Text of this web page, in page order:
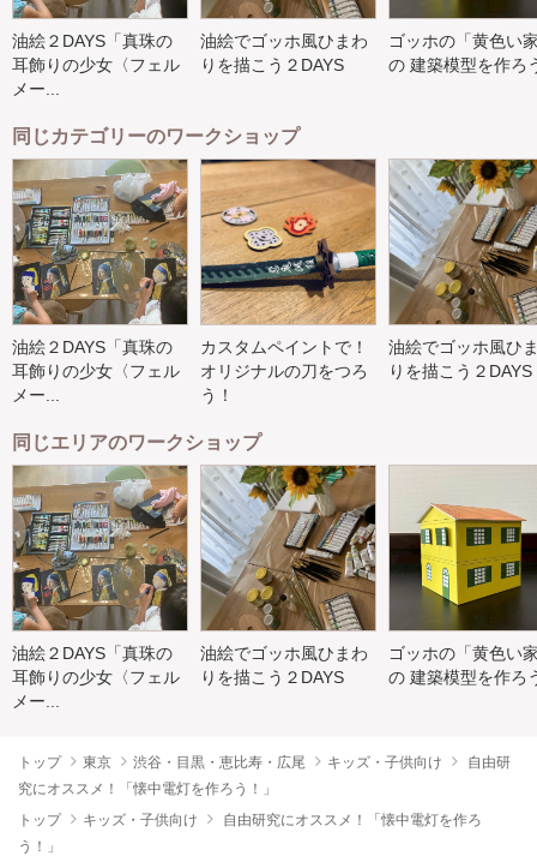
油絵２DAYS「真珠の
耳飾りの少女〈フェル
メー...
油絵でゴッホ風ひまわ
りを描こう２DAYS
ゴッホの「黄色い
の 建築模型を作ろ
同じカテゴリーのワークショップ
油絵２DAYS「真珠の
耳飾りの少女〈フェル
メー...
カスタムペイントで！
オリジナルの刀をつろ
う！
油絵でゴッホ風ひ
りを描こう２DAYS
同じエリアのワークショップ
油絵２DAYS「真珠の
耳飾りの少女〈フェル
メー...
油絵でゴッホ風ひまわ
りを描こう２DAYS
ゴッホの「黄色い
の 建築模型を作ろ
トップ 東京 渋谷・目黒・恵比寿・広尾 キッズ・子供向け
自由研
究にオススメ！「懐中電灯を作ろう！」
トップ
キッズ・子供向け
自由研究にオススメ！「懐中電灯を作ろ
う！」